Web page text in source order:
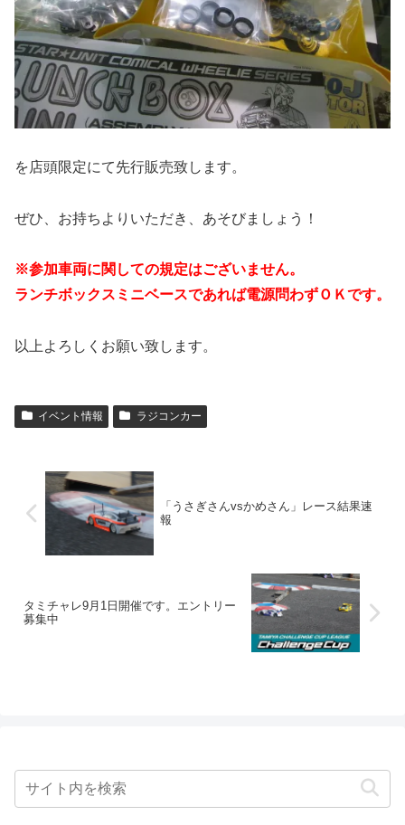
を店頭限定にて先行販売致します。
ぜひ、お持ちよりいただき、あそびましょう！
※参加車両に関しての規定はございません。
ランチボックスミニベースであれば電源問わずＯＫです。
以上よろしくお願い致します。
イベント情報 ラジコンカー
「うさぎさんvsかめさん」レース結果速
報
タミチャレ9月1日開催です。エントリー
募集中